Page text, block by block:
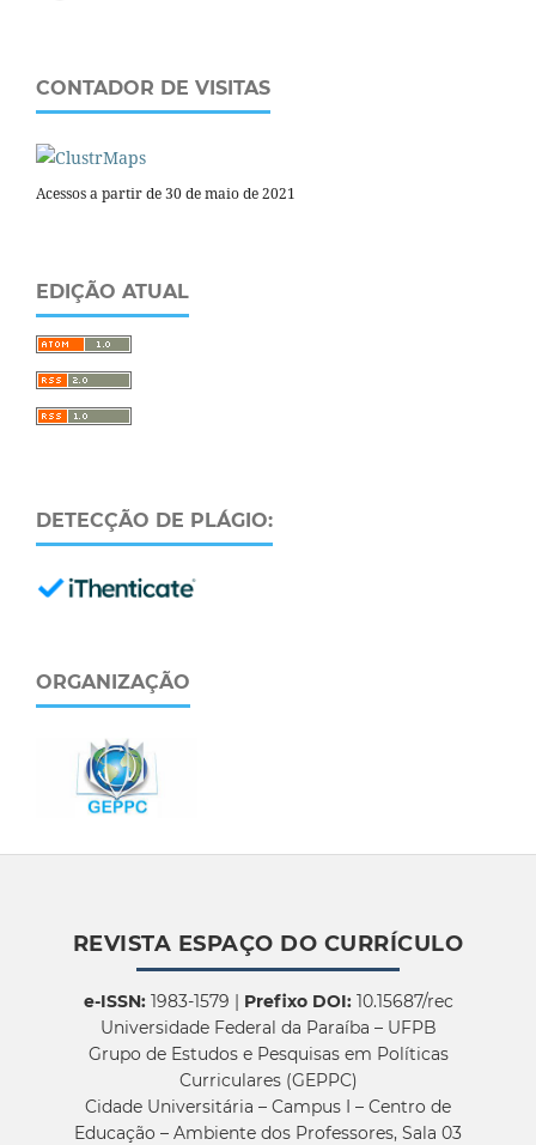
CONTADOR DE VISITAS
Acessos a partir de 30 de maio de 2021
EDIÇÃO ATUAL
DETECÇÃO DE PLÁGIO:
ORGANIZAÇÃO
REVISTA ESPAÇO DO CURRÍCULO
e-ISSN:1983-1579 | Prefixo DOI:10.15687/rec
Universidade Federal da Paraíba – UFPB
Grupo de Estudos e Pesquisas em Políticas
Curriculares (GEPPC)
Cidade Universitária – Campus I – Centro de
Educação – Ambiente dos Professores, Sala 03